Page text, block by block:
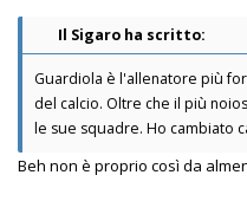
Il Sigaro ha scritto:
Guardiola è l'allenatore più
del calcio. Oltre che il più
le sue squadre. Ho cambiato
Beh non è proprio così da